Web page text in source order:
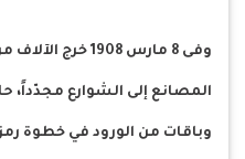
وفى 8 مارس 1908
المصانع إلى الشوارع مجدّداً،
وباقات من الورود في خطوة